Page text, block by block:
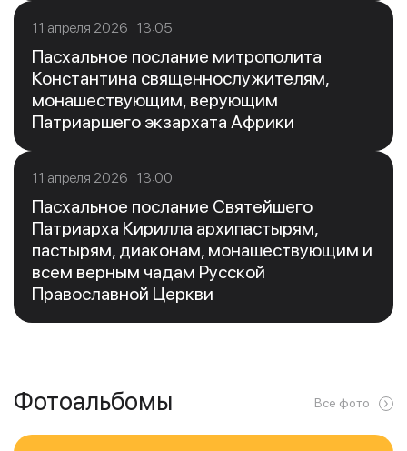
11 апреля 2026 13:05
Пасхальное послание митрополита
Константина священнослужителям,
монашествующим, верующим
Патриаршего экзархата Африки
11 апреля 2026 13:00
Пасхальное послание Святейшего
Патриарха Кирилла архипастырям,
пастырям, диаконам, монашествующим и
всем верным чадам Русской
Православной Церкви
Фотоальбомы Все фото